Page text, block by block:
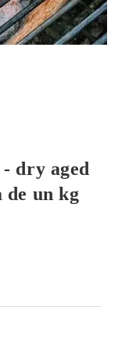
dry aged
de un kg